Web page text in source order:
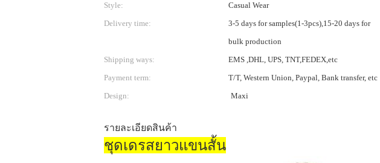
Style:
Casual Wear
Delivery time:
3-5 days for samples(1-3pcs),15-20 days for
bulk production
Shipping ways: EMS ,DHL, UPS, TNT,FEDEX,etc
Payment term:
T/T, Western Union, Paypal, Bank transfer, etc
Design:
Maxi
รายละเอียดสินค้า
ชุดเดรสยาวแขนสั้น